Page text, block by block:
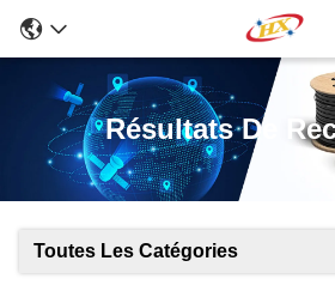
Résultats De
Toutes Les Catégories